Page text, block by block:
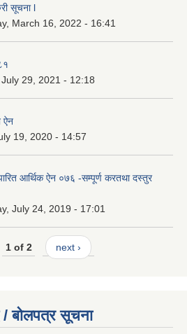
सूचना l
March 16, 2022 - 16:41
29, 2021 - 12:18
ऐन
19, 2020 - 14:57
पारित आर्थिक ऐन ०७६ -सम्पूर्ण करतथा दस्तुर
July 24, 2019 - 17:01
1 of 2 next ›
/ बोलपत्र सूचना